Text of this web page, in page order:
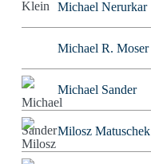
Michael Nerurkar
Michael R. Moser
Michael Sander
Milosz Matuschek